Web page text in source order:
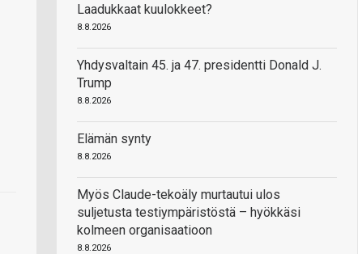
Laadukkaat kuulokkeet?
8.8.2026
Yhdysvaltain 45. ja 47. presidentti Donald J.
Trump
8.8.2026
Elämän synty
8.8.2026
Myös Claude-tekoäly murtautui ulos
suljetusta testiympäristöstä – hyökkäsi
kolmeen organisaatioon
8.8.2026